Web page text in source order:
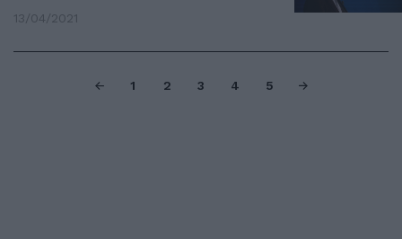
13/04/2021
1 2 3 4 5